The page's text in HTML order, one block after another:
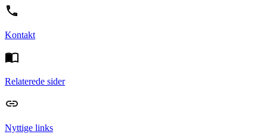
Kontakt
Relaterede sider
Nyttige links